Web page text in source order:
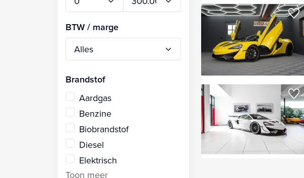
BTW / marge
Brandstof
Aardgas
Benzine
Biobrandstof
Diesel
Elektrisch